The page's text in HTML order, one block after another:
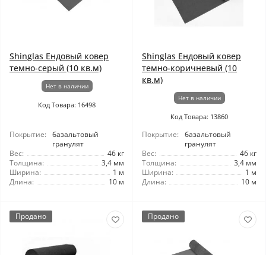
Shinglas Ендовый ковер
темно-серый (10 кв.м)
Нет в наличии
Код Товара: 16498
Покрытие:
базальтовый
гранулят
Вес:
46 кг
Толщина:
3,4 мм
Ширина:
1 м
Длина:
10 м
Shinglas Ендовый ковер
темно-коричневый (10
кв.м)
Нет в наличии
Код Товара: 13860
Покрытие:
базальтовый
гранулят
Вес:
46 кг
Толщина:
3,4 мм
Ширина:
1 м
Длина:
10 м
Продано Продано